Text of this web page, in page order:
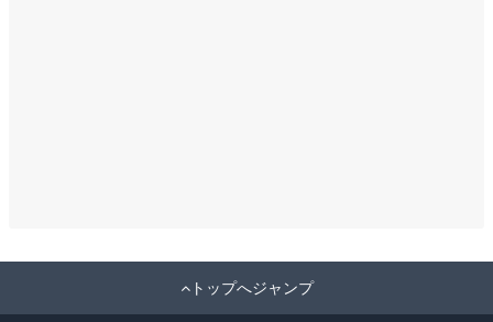
トップへジャンプ